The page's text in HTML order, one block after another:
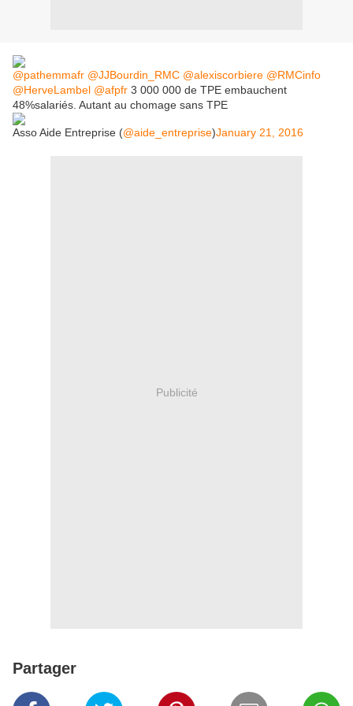
@pathemmafr @JJBourdin_RMC @alexiscorbiere @RMCinfo
@HerveLambel @afpfr 3 000 000 de TPE embauchent
48%salariés. Autant au chomage sans TPE
Asso Aide Entreprise (@aide_entreprise)January 21, 2016
Publicité
Partager